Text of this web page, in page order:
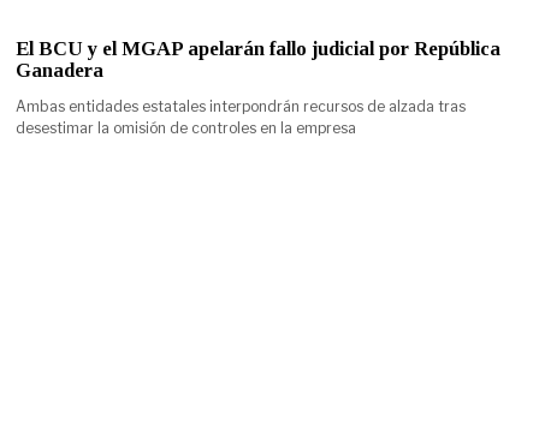
El BCU y el MGAP apelarán fallo judicial por República
Ganadera
Ambas entidades estatales interpondrán recursos de alzada tras
desestimar la omisión de controles en la empresa